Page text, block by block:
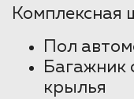
Комплексная
Пол
Багажник
крылья